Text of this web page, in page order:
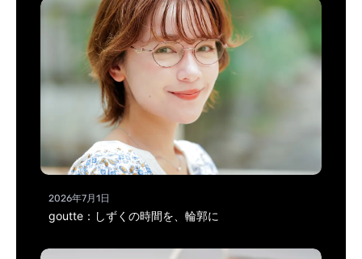
2026年7月1日
goutte：しずくの時間を、輪郭に